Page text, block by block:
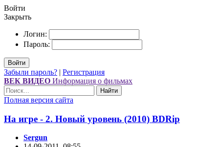
Войти
Закрыть
Логин:
Пароль:
Войти
Забыли пароль? | Регистрация
ВЕК ВИДЕО Информация о фильмах
Найти
Полная версия сайта
На игре - 2. Новый уровень (2010) ВDRір
Sergun